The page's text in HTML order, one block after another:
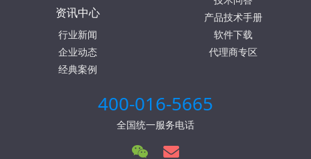
产品技术手册
软件下载
代理商专区
资讯中心
行业新闻
企业动态
经典案例
400-016-5665
全国统一服务电话